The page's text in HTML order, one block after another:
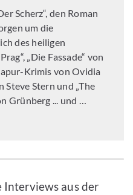
Scherz“, den Roman
um die
des heiligen
„Die Fassade“ von
Krimis von Ovidia
Steve Stern und „The
Grünberg ... und …
Interviews aus der